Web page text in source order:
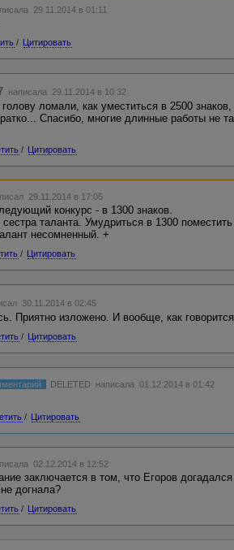
29.11.2014 в 01:11
/ Цитировать
написала 29.11.2014 в 10:32
ломали, как уместиться в 2500
Спасибо, многие длинные работы не
/ Цитировать
29.11.2014 в 17:05
конкурс - в 1300 знаков.
сестра таланта. Умудриться в 1300
несомненный. +
/ Цитировать
30.11.2014 в 02:45
Приятно изложено. И вообще, как
/ Цитировать
DELETED написала 01.12.2014 в 01:42
/ Цитировать
02.12.2014 в 12:52
заключается в том, что Егоров
догнала?
/ Цитировать